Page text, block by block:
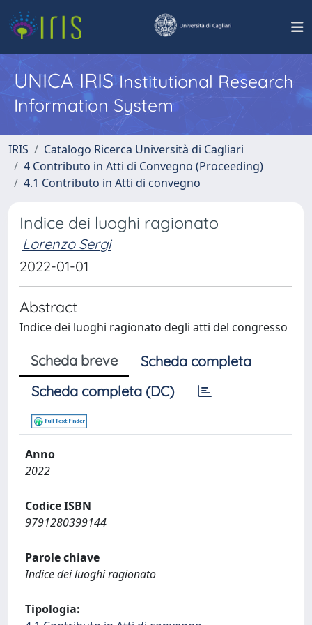
UNICA IRISInstitutional Research
Information System
IRIS
Catalogo Ricerca Università di Cagliari
4 Contributo in Atti di Convegno (Proceeding)
4.1 Contributo in Atti di convegno
Indice dei luoghi ragionato
Lorenzo Sergi
2022-01-01
Abstract
Indice dei luoghi ragionato degli atti del congresso
Scheda breve
Scheda completa
Scheda completa (DC)
Anno
2022
Codice ISBN
9791280399144
Parole chiave
Indice dei luoghi ragionato
Tipologia: